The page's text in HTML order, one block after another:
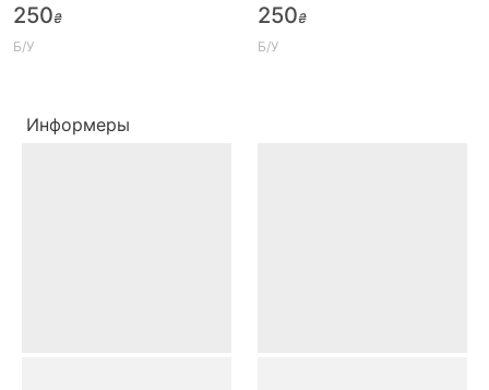
250₴
Б/У
250₴
Б/У
Информеры